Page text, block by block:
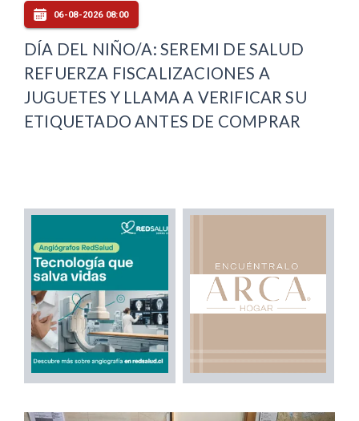
06-08-2026 08:00
DÍA DEL NIÑO/A: SEREMI DE SALUD
REFUERZA FISCALIZACIONES A
JUGUETES Y LLAMA A VERIFICAR SU
ETIQUETADO ANTES DE COMPRAR